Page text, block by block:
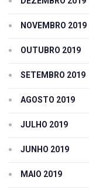
NOVEMBRO 2019
OUTUBRO 2019
SETEMBRO 2019
AGOSTO 2019
JULHO 2019
JUNHO 2019
MAIO 2019